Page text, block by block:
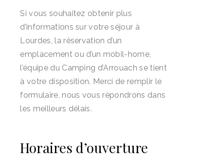
Si vous souhaitez obtenir plus
d’informations sur votre séjour à
Lourdes, la réservation d’un
emplacement ou d’un mobil-home,
l’équipe du Camping d’Arrouach se tient
à votre disposition. Merci de remplir le
formulaire, nous vous répondrons dans
les meilleurs délais.
Horaires d’ouverture